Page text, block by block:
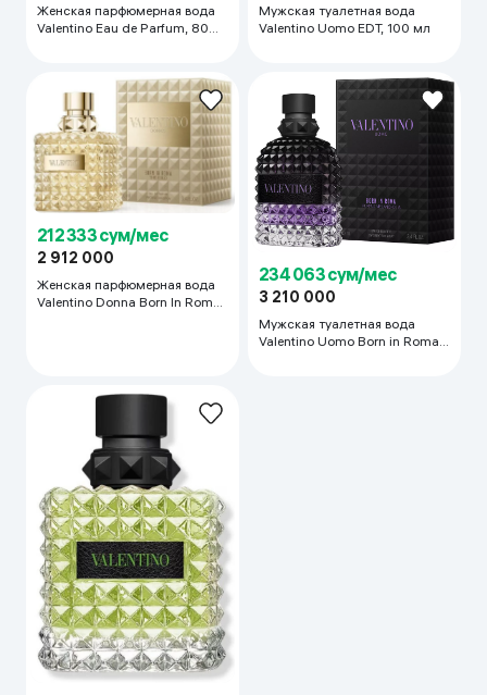
Женская парфюмерная вода
Valentino Eau de Parfum, 80
Мужская туалетная вода
Valentino Uomo EDT, 100 мл
212 333 сум/мес
2 912 000
Женская парфюмерная вода
Valentino Donna Born In Roma
234 063 сум/мес
3 210 000
Мужская туалетная вода
Valentino Uomo Born in Roma